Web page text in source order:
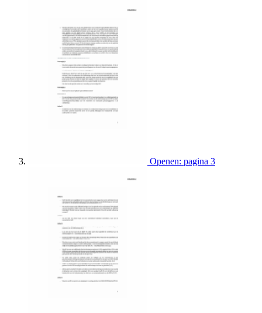
Openen: pagina 3